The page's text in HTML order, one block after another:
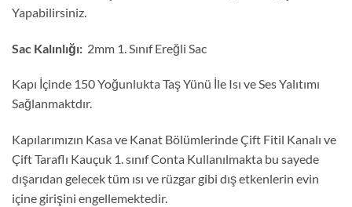
Yapabilirsiniz.
Sac Kalınlığı: 2mm 1. Sınıf Ereğli Sac
Kapı İçinde 150 Yoğunlukta Taş Yünü İle Isı ve Ses Yalıtımı
Sağlanmaktdır.
Kapılarımızın Kasa ve Kanat Bölümlerinde Çift Fitil Kanalı ve
Çift Taraflı Kauçuk 1. sınıf Conta Kullanılmakta bu sayede
dışarıdan gelecek tüm ısı ve rüzgar gibi dış etkenlerin evin
içine girişini engellemektedir.